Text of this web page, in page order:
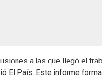
a las que llegó el
El País. Este informe